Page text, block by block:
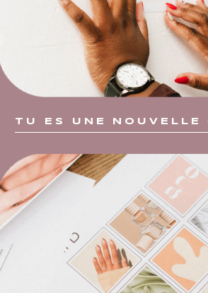
TU ES UNE NOUVELLE